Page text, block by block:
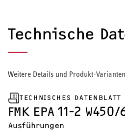
Elektroheizung
Technische
Weitere Details und Produkt-
TECHNISCHES DATENBLATT
FMK EPA 11-2
Ausführungen